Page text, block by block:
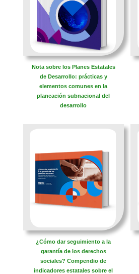
Nota sobre los Planes Estatales
de Desarrollo: prácticas y
elementos comunes en la
planeación subnacional del
desarrollo
¿Cómo dar seguimiento a la
garantía de los derechos
sociales? Compendio de
indicadores estatales sobre el